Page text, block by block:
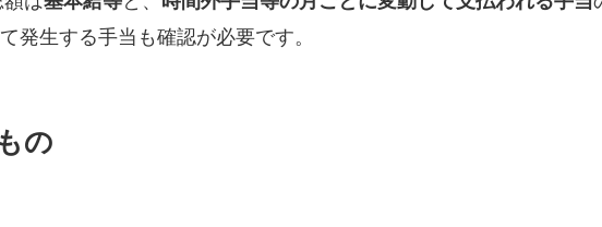
発生する手当も確認が必要です。
の